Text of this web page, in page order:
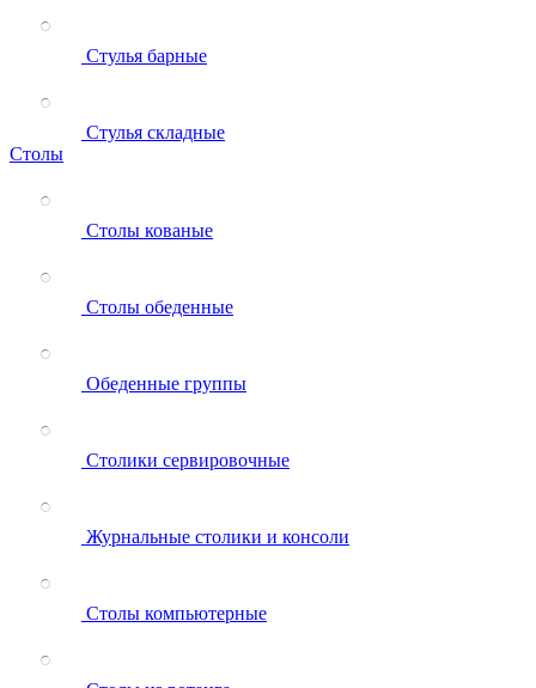
Стулья барные
Стулья складные
Столы
Столы кованые
Столы обеденные
Обеденные группы
Столики сервировочные
Журнальные столики и консоли
Столы компьютерные